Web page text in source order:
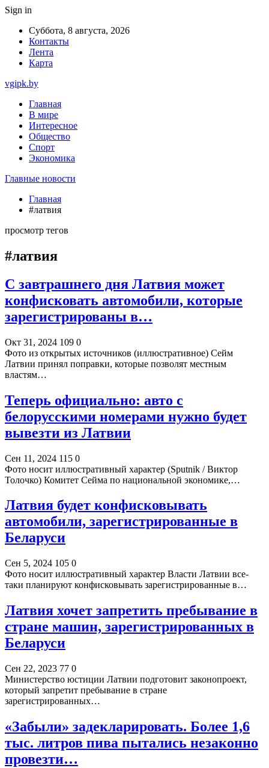
Sign in
Суббота, 8 августа, 2026
Контакты
Лента
Карта
vgipk.by
Главная
В мире
Интересное
Общество
Спорт
Экономика
Главные новости
Главная
#латвия
просмотр тегов
#латвия
С завтрашнего дня Латвия может
конфисковать автомобили, которые
зарегистрированы в…
Окт 31, 2024 109 0
Фото из открытых источников (иллюстративное) Сейм
Латвии принял поправки, которые позволят местным
властям…
Теперь официально: авто с
белорусскими номерами нужно будет
вывезти из Латвии
Сен 11, 2024 115 0
Фото носит иллюстративный характер (Sputnik / Виктор
Толочко) Комитет Сейма по национальной экономике,…
Латвия будет конфисковывать
автомобили, зарегистрированные в
Беларуси
Сен 5, 2024 105 0
Фото носит иллюстративный характер Власти Латвии все-
таки планируют конфисковывать зарегистрированные в…
Латвия хочет запретить пребывание в
стране машин, зарегистрированных в
Беларуси
Сен 22, 2023 77 0
Министерство юстиции Латвии подготовит законопроект,
который запретит пребывание в стране
зарегистрированных…
«Забыли» задекларировать. Более 1,6
тыс. литров пива пытались незаконно
провезти…